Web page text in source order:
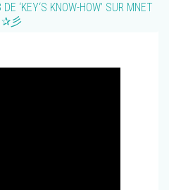
‘KEY‘S KNOW-HOW’ SUR MNET
✰彡